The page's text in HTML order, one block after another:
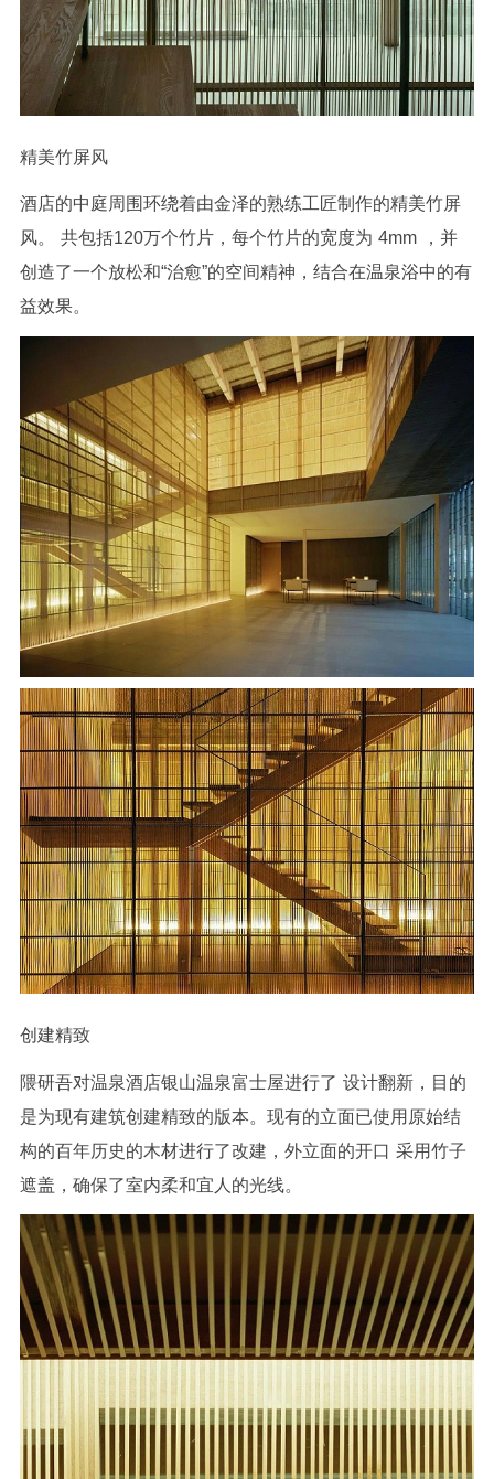
精美竹屏风
酒店的中庭周围环绕着由金泽的熟练工匠制作的精美竹屏
风。
共包括120万个竹片，每个竹片的宽度为 4mm
，并
创造了一个放松和“治愈”的空间精神，结合在温泉浴中的有
益效果。
创建精致
隈研吾对温泉酒店银山温泉富士屋进行了 设计翻新，目的
是为现有建筑创建精致的版本。 现有的立面已使用原始结
构的百年历史的木材进行了改建，外立面的开口 采用竹子
遮盖，确保了室内柔和宜人的光线。